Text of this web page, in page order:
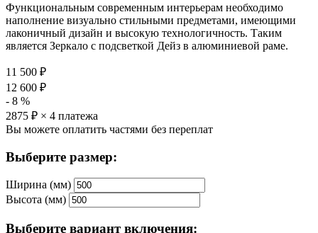
Функциональным современным интерьерам необходимо
наполнение визуально стильными предметами, имеющими
лаконичный дизайн и высокую технологичность. Таким
является Зеркало с подсветкой Дейз в алюминиевой раме.
11 500 ₽
12 600 ₽
- 8 %
2875 ₽ × 4 платежа
Вы можете оплатить частями без переплат
Выберите размер:
Ширина (мм)
Высота (мм)
Выберите вариант включения: